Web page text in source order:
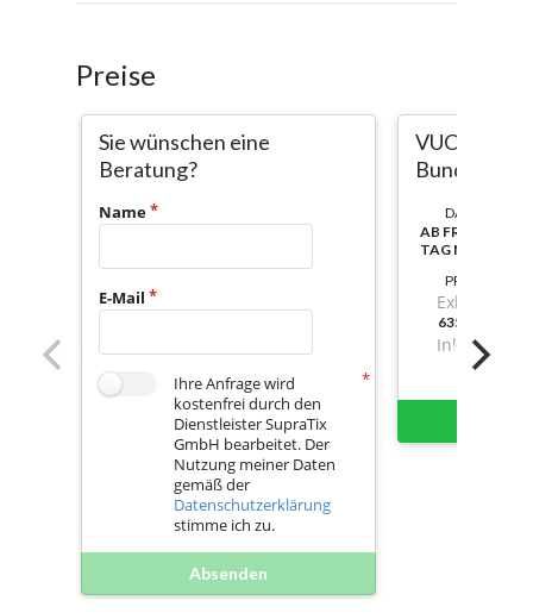
Preise
Sie wünschen eine
Beratung?
Name
E-Mail
Ihre Anfrage wird
kostenfrei durch den
Dienstleister SupraTix
GmbH bearbeitet. Der
Nutzung meiner Daten
gemäß der
Datenschutzerklärung
stimme ich zu.
Absenden
Bundle
DAUER:
AB
TAG NUTZBAR
PREIS
Exkl. Mwst.
Inkl. Mwst.